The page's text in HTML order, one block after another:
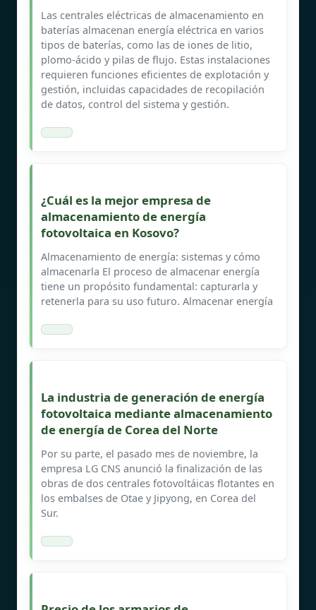
Las centrales eléctricas de almacenamiento en
baterías almacenan energía eléctrica en varios
tipos de baterías, como las de iones de litio,
plomo-ácido y pilas de flujo. Estas instalaciones
requieren funciones eficientes de explotación y
gestión, incluidas capacidades de recopilación
de datos, control del sistema y gestión.
¿Cuál es la mejor empresa de
almacenamiento de energía
fotovoltaica en Kosovo?
Almacenamiento de energía: sistemas y cómo
almacenarla El proceso de almacenar energía
tiene un propósito fundamental: capturarla y
retenerla para su uso futuro. Almacenar energía
La industria de generación de energía
fotovoltaica mediante almacenamiento
de energía de Corea del Norte
Por su parte, el pasado mes de noviembre, la
empresa LG CNS anunció la finalización de las
obras de dos centrales fotovoltáicas flotantes en
los embalses de Otae y Jipyong, en Corea del
Sur.